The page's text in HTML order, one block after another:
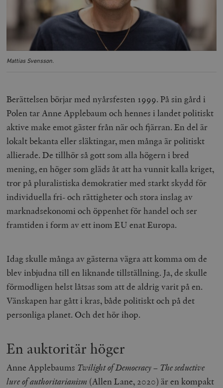
Mattias Svensson.
Berättelsen börjar med nyårsfesten 1999. På sin gård i
Polen tar Anne Applebaum och hennes i landet politiskt
aktive make emot gäster från när och fjärran. En del är
lokalt bekanta eller släktingar, men många är politiskt
allierade. De tillhör så gott som alla högern i bred
mening, en höger som gläds åt att ha vunnit kalla kriget,
tror på pluralistiska demokratier med starkt skydd för
individuella fri- och rättigheter och stora inslag av
marknadsekonomi och öppenhet för handel och ser
framtiden i form av ett inom EU enat Europa.
Idag skulle många av gästerna vägra att komma om de
blev inbjudna till en liknande tillställning. Ja, de skulle
förmodligen helst låtsas som att de aldrig varit på en.
Vänskapen har gått i kras, både politiskt och på det
personliga planet. Och det hör ihop.
En auktoritär höger
Anne Applebaums Twilight of Democracy – The seductive
lure of authoritarianism (Allen Lane, 2020) är en kompakt